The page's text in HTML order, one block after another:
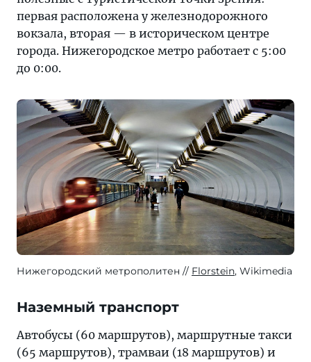
первая расположена у железнодорожного
вокзала, вторая — в историческом центре
города. Нижегородское метро работает с 5:00
до 0:00.
Нижегородский метрополитен Florstein, Wikimedia
Наземный транспорт
Автобусы (60 маршрутов), маршрутные такси
(65 маршрутов), трамваи (18 маршрутов) и